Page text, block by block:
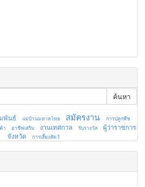
ค้นหา
พันธ์ แม่บ้านมหาดไทย สมัครงาน
การปลูกพืช
า อาชีพเสริม งานเทศกาล รับรางวัล
ผู้ว่าราชการ
จังหวัด
การเลี้ยงสัตว์